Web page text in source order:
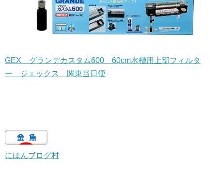
GEX グランデカスタム600 60cm水槽用上部フィルタ
ー ジェックス 関東当日便
にほんブログ村